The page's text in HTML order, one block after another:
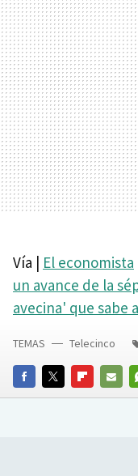
Vía | El economista
un avance de la
avecina' que sabe
FACEBOOKTWITTERFLIPBOARD
E-
TEMAS Telecinco